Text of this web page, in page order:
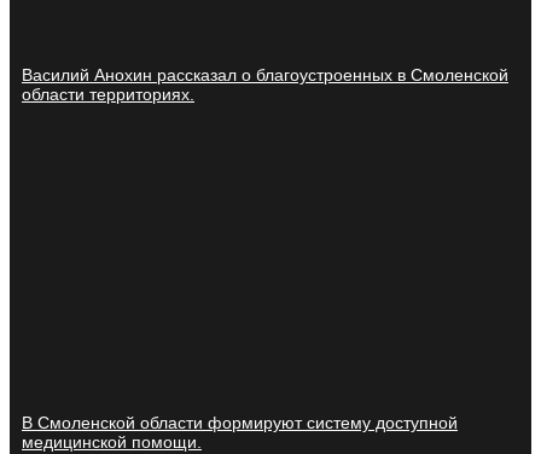
Василий Анохин рассказал о благоустроенных в Смоленской
области территориях.
В Смоленской области формируют систему доступной
медицинской помощи.